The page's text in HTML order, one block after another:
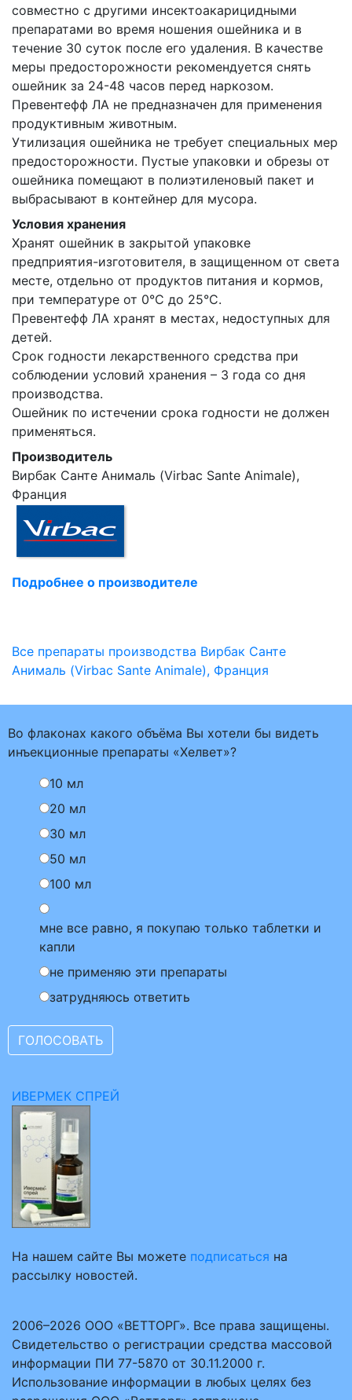
совместно с другими инсектоакарицидными
препаратами во время ношения ошейника и в
течение 30 суток после его удаления. В качестве
меры предосторожности рекомендуется снять
ошейник за 24-48 часов перед наркозом.
Превентефф ЛА не предназначен для применения
продуктивным животным.
Утилизация ошейника не требует специальных мер
предосторожности. Пустые упаковки и обрезы от
ошейника помещают в полиэтиленовый пакет и
выбрасывают в контейнер для мусора.
Условия хранения
Хранят ошейник в закрытой упаковке
предприятия-изготовителя, в защищенном от света
месте, отдельно от продуктов питания и кормов,
при температуре от 0°С до 25°С.
Превентефф ЛА хранят в местах, недоступных для
детей.
Срок годности лекарственного средства при
соблюдении условий хранения – 3 года со дня
производства.
Ошейник по истечении срока годности не должен
применяться.
Производитель
Вирбак Санте Анималь (Virbac Sante Animale),
Франция
Подробнее о производителе
Все препараты производства Вирбак Санте
Анималь (Virbac Sante Animale), Франция
Во флаконах какого объёма Вы хотели бы видеть
инъекционные препараты «Хелвет»?
10 мл
20 мл
30 мл
50 мл
100 мл
мне все равно, я покупаю только таблетки и
капли
не применяю эти препараты
затрудняюсь ответить
ИВЕРМЕК СПРЕЙ
На нашем сайте Вы можете подписаться на
рассылку новостей.
2006–2026 ООО «ВЕТТОРГ». Все права защищены.
Свидетельство о регистрации средства массовой
информации ПИ 77-5870 от 30.11.2000 г.
Использование информации в любых целях без